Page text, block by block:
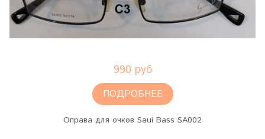
990 руб
ПОДРОБНЕЕ
Оправа для очков Saui Bass SA002